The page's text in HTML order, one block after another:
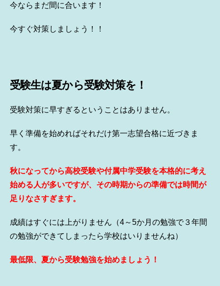
今ならまだ間に合います！
今すぐ対策しましょう！！
受験生は夏から受験対策を！
受験対策に早すぎるということはありません。
早く準備を始めればそれだけ第一志望合格に近づきま
す。
秋になってから高校受験や付属中学受験を本格的に考え
始める人が多いですが、その時期からの準備では時間が
足りなさすぎます。
成績はすぐには上がりません（4～5か月の勉強で３年間
の勉強ができてしまったら学校はいりませんね）
最低限、夏から受験勉強を始めましょう！